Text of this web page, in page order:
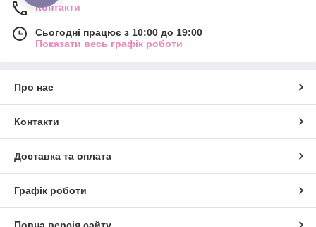
Контакти
Сьогодні працює з 10:00 до 19:00
Показати весь графік роботи
Про нас
Контакти
Доставка та оплата
Графік роботи